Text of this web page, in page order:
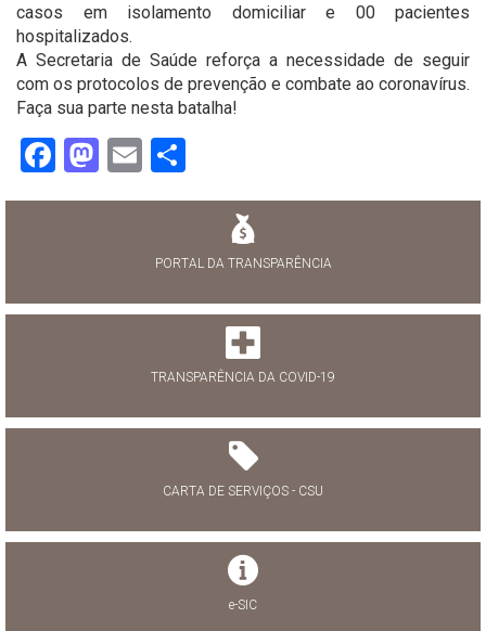
casos em isolamento domiciliar e 00 pacientes
hospitalizados.
A Secretaria de Saúde reforça a necessidade de seguir
com os protocolos de prevenção e combate ao coronavírus.
Faça sua parte nesta batalha!
Facebook
Mastodon
Email
PORTAL DA TRANSPARÊNCIA
TRANSPARÊNCIA DA COVID-19
CARTA DE SERVIÇOS - CSU
e-SIC